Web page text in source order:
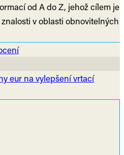
od A do Z, jehož cílem je
v oblasti obnovitelných
eur na vylepšení vrtací